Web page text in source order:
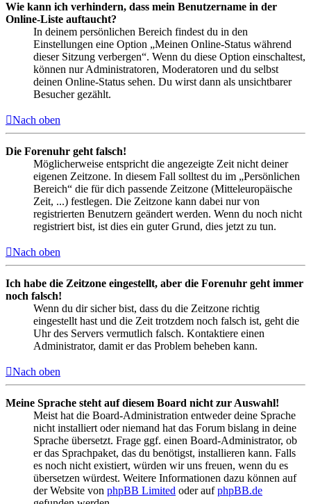
Wie kann ich verhindern, dass mein Benutzername in der
Online-Liste auftaucht?
In deinem persönlichen Bereich findest du in den
Einstellungen eine Option „Meinen Online-Status während
dieser Sitzung verbergen“. Wenn du diese Option einschaltest,
können nur Administratoren, Moderatoren und du selbst
deinen Online-Status sehen. Du wirst dann als unsichtbarer
Besucher gezählt.
Nach oben
Die Forenuhr geht falsch!
Möglicherweise entspricht die angezeigte Zeit nicht deiner
eigenen Zeitzone. In diesem Fall solltest du im „Persönlichen
Bereich“ die für dich passende Zeitzone (Mitteleuropäische
Zeit, ...) festlegen. Die Zeitzone kann dabei nur von
registrierten Benutzern geändert werden. Wenn du noch nicht
registriert bist, ist dies ein guter Grund, dies jetzt zu tun.
Nach oben
Ich habe die Zeitzone eingestellt, aber die Forenuhr geht immer
noch falsch!
Wenn du dir sicher bist, dass du die Zeitzone richtig
eingestellt hast und die Zeit trotzdem noch falsch ist, geht die
Uhr des Servers vermutlich falsch. Kontaktiere einen
Administrator, damit er das Problem beheben kann.
Nach oben
Meine Sprache steht auf diesem Board nicht zur Auswahl!
Meist hat die Board-Administration entweder deine Sprache
nicht installiert oder niemand hat das Forum bislang in deine
Sprache übersetzt. Frage ggf. einen Board-Administrator, ob
er das Sprachpaket, das du benötigst, installieren kann. Falls
es noch nicht existiert, würden wir uns freuen, wenn du es
übersetzen würdest. Weitere Informationen dazu können auf
der Website von phpBB Limited oder aufphpBB.de